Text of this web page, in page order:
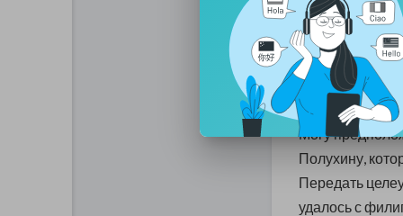
фильмов на
И вот,
но уже с
Могу
Полухину,
Передать
удалось с